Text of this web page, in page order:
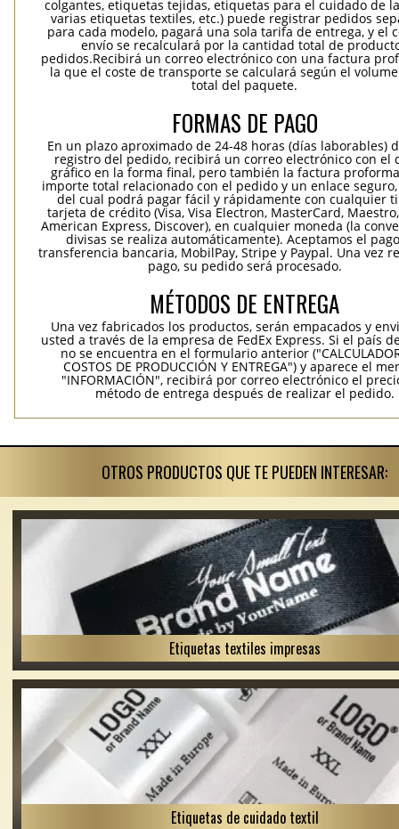
colgantes, etiquetas tejidas, etiquetas para el cuidado de
varias etiquetas textiles, etc.) puede registrar pedidos
para cada modelo, pagará una sola tarifa de entrega, y el
envío se recalculará por la cantidad total de
pedidos.Recibirá un correo electrónico con una factura
la que el coste de transporte se calculará según el
total del paquete.
FORMAS DE PAGO
En un plazo aproximado de 24-48 horas (días laborables)
registro del pedido, recibirá un correo electrónico con el
gráfico en la forma final, pero también la factura
importe total relacionado con el pedido y un enlace
del cual podrá pagar fácil y rápidamente con cualquier
tarjeta de crédito (Visa, Visa Electron, MasterCard,
American Express, Discover), en cualquier moneda (la
divisas se realiza automáticamente). Aceptamos el
transferencia bancaria, MobilPay, Stripe y Paypal. Una vez
pago, su pedido será procesado.
MÉTODOS DE ENTREGA
Una vez fabricados los productos, serán empacados y
usted a través de la empresa de FedEx Express. Si el país
no se encuentra en el formulario anterior
COSTOS DE PRODUCCIÓN Y ENTREGA") y aparece el
"INFORMACIÓN", recibirá por correo electrónico el
método de entrega después de realizar el pedido.
OTROS PRODUCTOS QUE TE PUEDEN INTERESAR:
Etiquetas textiles impresas
Etiquetas de cuidado textil